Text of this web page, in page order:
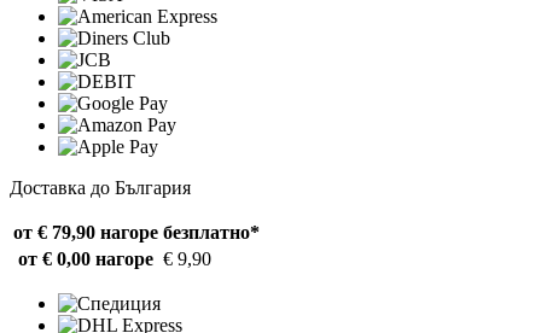
Доставка до България
от € 79,90 нагоре безплатно*
от € 0,00 нагоре € 9,90